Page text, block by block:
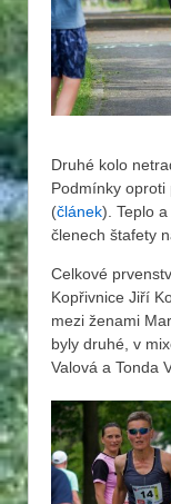
Druhé kolo
Podmínky oproti
(článek). Teplo
členech štafety
Celkové
Kopřivnice Jiří
mezi ženami
byly druhé, v
Valová a Tonda